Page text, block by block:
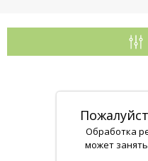
Обработка
может